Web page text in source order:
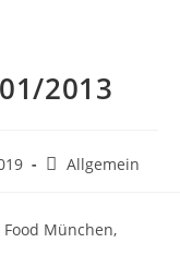
2013
Allgemein
München,